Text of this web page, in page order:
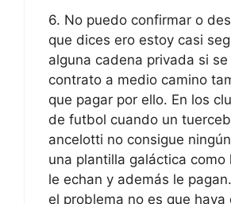
6. No puedo confirmar o
que dices ero estoy casi
alguna cadena privada si
contrato a medio camino
que pagar por ello. En los
de futbol cuando un
ancelotti no consigue
una plantilla galáctica como
le echan y además le
el problema no es que haya